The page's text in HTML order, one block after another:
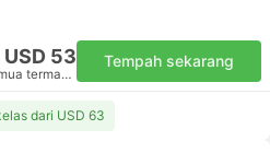
USD 53
kenderaan, semua termasuk
Tempah sekarang
dari USD 63